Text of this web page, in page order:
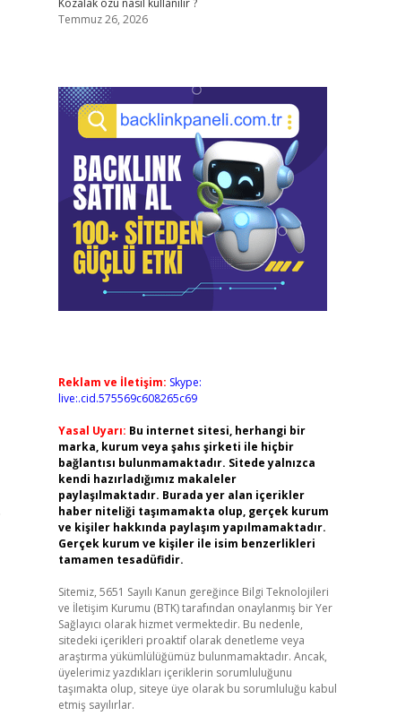
Kozalak özü nasıl kullanılır ?
Temmuz 26, 2026
Reklam ve İletişim: Skype:
live:.cid.575569c608265c69
Yasal Uyarı: Bu internet sitesi, herhangi bir
marka, kurum veya şahıs şirketi ile hiçbir
bağlantısı bulunmamaktadır. Sitede yalnızca
kendi hazırladığımız makaleler
paylaşılmaktadır. Burada yer alan içerikler
haber niteliği taşımamakta olup, gerçek kurum
ve kişiler hakkında paylaşım yapılmamaktadır.
Gerçek kurum ve kişiler ile isim benzerlikleri
tamamen tesadüfidir.
Sitemiz, 5651 Sayılı Kanun gereğince Bilgi Teknolojileri
ve İletişim Kurumu (BTK) tarafından onaylanmış bir Yer
Sağlayıcı olarak hizmet vermektedir. Bu nedenle,
sitedeki içerikleri proaktif olarak denetleme veya
araştırma yükümlülüğümüz bulunmamaktadır. Ancak,
üyelerimiz yazdıkları içeriklerin sorumluluğunu
taşımakta olup, siteye üye olarak bu sorumluluğu kabul
etmiş sayılırlar.